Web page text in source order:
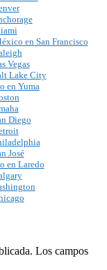
en San Francisco
Vegas
Lake City
en Yuma
Diego
José
en Laredo
Los campos